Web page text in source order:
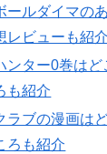
ールダイマの
レビューも紹介
ンター0巻は
も紹介
ラブの漫画は
ろも紹介